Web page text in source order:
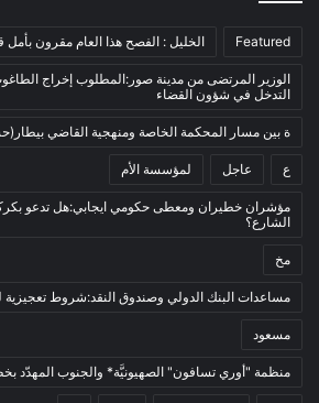
بيئة
أدب وشعر
بروفايل
تربية وتعليم
فلسفة
فنون
Featured الخليل : الفصح هذا العام مقرون بأمل
الوزير المرتضى من مدينة صور:المطلوب إخراج
التدخل في شؤون القضاء
ة بين مسار المحكمة الخاصة ومنهجية القاضي
ع عاجل لمؤسسة الأم
مؤشران خطيران ومعطى حكومي ايجابي:هل تدعو
الشارع؟
مخ
مساعدات البنك الدولي وصندوق النقد:شروط تعجيزية
مسعود
منظمة "أوري تسافون" الصهيونيَّة* والجنوب المهدّد